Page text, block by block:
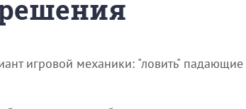
игровой механики: "ловить"